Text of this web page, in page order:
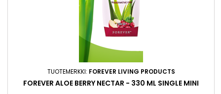
TUOTEMERKKI: FOREVER LIVING PRODUCTS
FOREVER ALOE BERRY NECTAR - 330 ML SINGLE MINI